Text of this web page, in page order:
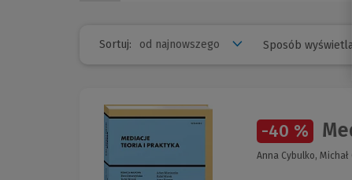
Sortuj: Sposób
-40 %
Anna Cybulko,